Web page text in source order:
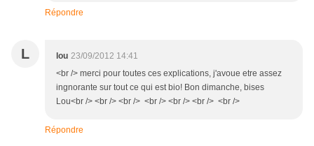
Répondre
L lou 23/09/2012 14:41
<br /> merci pour toutes ces explications, j'avoue etre assez
ingnorante sur tout ce qui est bio! Bon dimanche, bises
Lou<br /> <br /> <br /> <br /> <br /> <br /> <br />
Répondre